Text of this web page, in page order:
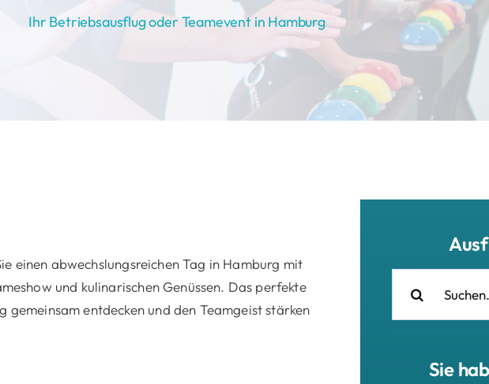
Ihr Betriebsausflug oder Teamevent in Hamburg
einen abwechslungsreichen Tag in Hamburg mit
und kulinarischen Genüssen. Das perfekte
entdecken und den Teamgeist stärken
nach:
Sie